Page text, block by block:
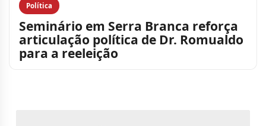
Política
Seminário em Serra Branca reforça
articulação política de Dr. Romualdo
para a reeleição